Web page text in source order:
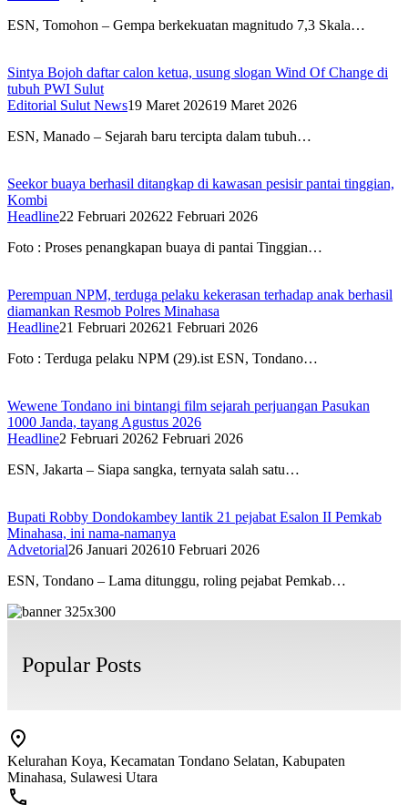
ESN, Tomohon – Gempa berkekuatan magnitudo 7,3 Skala…
Sintya Bojoh daftar calon ketua, usung slogan Wind Of Change di
tubuh PWI Sulut
Editorial Sulut News19 Maret 202619 Maret 2026
ESN, Manado – Sejarah baru tercipta dalam tubuh…
Seekor buaya berhasil ditangkap di kawasan pesisir pantai tinggian,
Kombi
Headline22 Februari 202622 Februari 2026
Foto : Proses penangkapan buaya di pantai Tinggian…
Perempuan NPM, terduga pelaku kekerasan terhadap anak berhasil
diamankan Resmob Polres Minahasa
Headline21 Februari 202621 Februari 2026
Foto : Terduga pelaku NPM (29).ist ESN, Tondano…
Wewene Tondano ini bintangi film sejarah perjuangan Pasukan
1000 Janda, tayang Agustus 2026
Headline2 Februari 20262 Februari 2026
ESN, Jakarta – Siapa sangka, ternyata salah satu…
Bupati Robby Dondokambey lantik 21 pejabat Esalon II Pemkab
Minahasa, ini nama-namanya
Advetorial26 Januari 202610 Februari 2026
ESN, Tondano – Lama ditunggu, roling pejabat Pemkab…
Popular Posts
Kelurahan Koya, Kecamatan Tondano Selatan, Kabupaten
Minahasa, Sulawesi Utara